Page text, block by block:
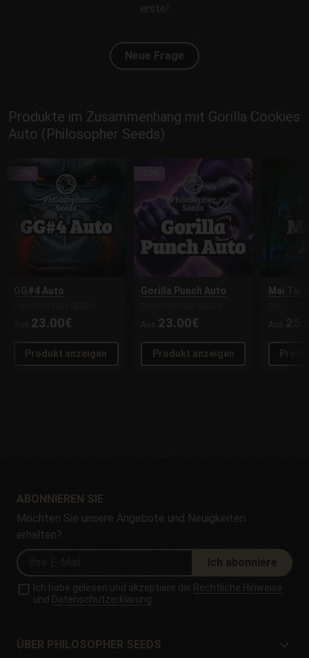
erste!
Neue Frage
Produkte im Zusammenhang mit Gorilla Cookies
Auto (Philosopher Seeds)
GG#4 Auto
23.00€
Produkt anzeigen
Gorilla Punch Auto
Aus 23.00€
Produkt anzeigen
Mai Tai
Aus
ABONNIEREN SIE
Möchten Sie unsere Angebote und Neuigkeiten
erhalten?
Ich abonniere
Ich habe gelesen und akzeptiere die Rechtliche Hinweise
und Datenschutzerklärung
ÜBER PHILOSOPHER SEEDS